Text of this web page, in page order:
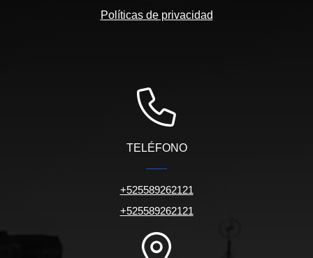
Políticas de privacidad
TELÉFONO
+525589262121
+525589262121